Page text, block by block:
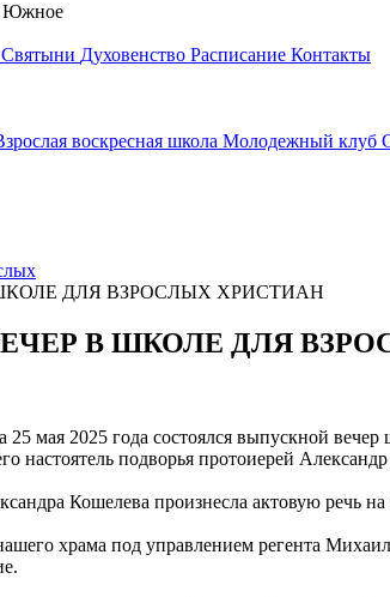
Южное
Святыни Духовенство Расписание Контакты
воскресная школа Молодежный клуб
ДЛЯ ВЗРОСЛЫХ ХРИСТИАН
В ШКОЛЕ ДЛЯ
25 мая 2025 года состоялся выпускной
настоятель подворья протоиерей
Кошелева произнесла актовую речь на
храма под управлением регента